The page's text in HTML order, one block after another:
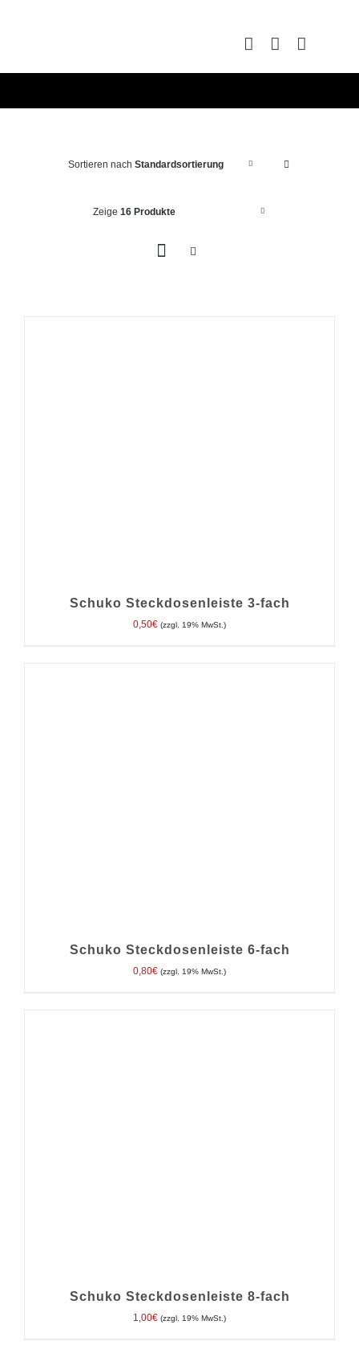
Sortieren nach Standardsortierung
Zeige 16 Produkte
Schuko Steckdosenleiste 3-fach
0,50€ (zzgl. 19% MwSt.)
Schuko Steckdosenleiste 6-fach
0,80€ (zzgl. 19% MwSt.)
Schuko Steckdosenleiste 8-fach
1,00€ (zzgl. 19% MwSt.)